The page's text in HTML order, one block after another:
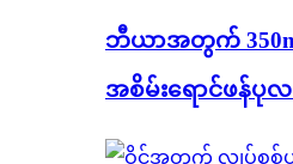
ဘီယာအတွက် 350ml
အစိမ်းရောင်ဖန်ပုလ